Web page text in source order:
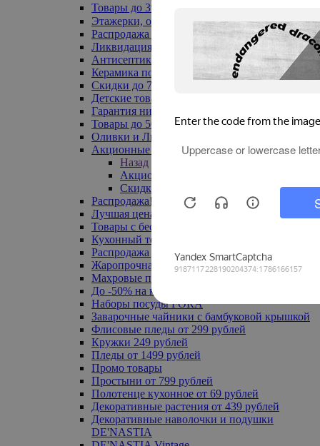
Товары до 399₽
Этажерки, обувницы
Распродажа текстиля до -50%
Ликвидация до -70%
Антисептики
Керамика по 129 руб
Скидки до 70%
Детские товары
Гарантия низкой цены
Товары до 500 руб
Оливки и Лимоны
Акционные товары
Назад
Акционные товары
Скидка 20% по промокоду
Распродажа! Ульяновск до -70%
Лучшая цена
Товары с бесплатной доставкой
Кухонный текстиль
Распродажа до -50%
Жаропрочная посуда
Махровые полотенца
До -50% на ковры
Наборы посуды FORA
Заварочные чайники с бамбуковой крышкой
Флисовые пледы от 299 рублей
Кружки 249 рублей
Пледы от 1499 рублей
Промо товары
Простыни от 799 рублей
Полотенце кухонное от 69 рублей
Декоративные растения от 439 рублей
Декоративные наволочки и подушки
DE'NASTIA